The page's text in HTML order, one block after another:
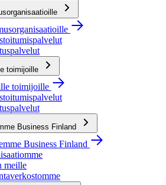
toimijoille
toimijoille
Business Finland
Business Finland
meille